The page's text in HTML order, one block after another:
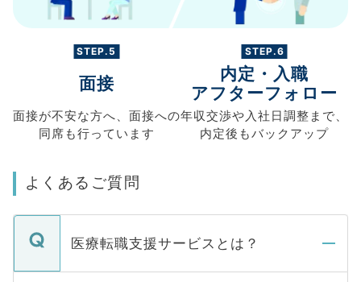
STEP.5
面接
面接が不安な方へ、 面接への
同席も行っています
STEP.6
内定・入職
アフターフォロー
年収交渉や入社日調整まで、
内定後もバックアップ
よくあるご質問
医療転職支援サービスとは？